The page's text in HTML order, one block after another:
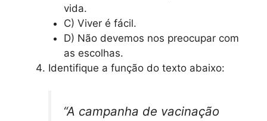
vida.
C) Viver é fácil.
D) Não devemos nos preocupar com
as escolhas.
Identifique a função do texto abaixo:
“A campanha de vacinação